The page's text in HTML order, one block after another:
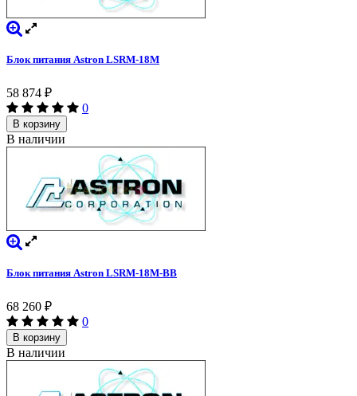
Блок питания Astron LSRM-18M
58 874 ₽
0
В корзину
В наличии
Блок питания Astron LSRM-18M-BB
68 260 ₽
0
В корзину
В наличии